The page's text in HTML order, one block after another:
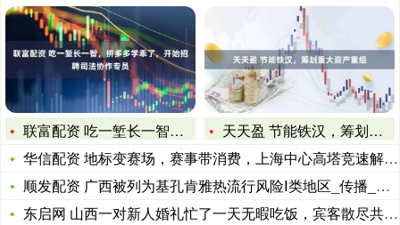
联富配资 吃一堑长一智，拼多多学乖了，开始招聘司法协作专员
天天盈 节能铁汉，筹划重大资产重组
华信配资 地标变赛场，赛事带消费，上海中心高塔竞速解锁文商旅
顺发配资 广西被列为基孔肯雅热流行风险Ⅰ类地区_传播_病毒_
东启网 山西一对新人婚礼忙了一天无暇吃饭，宾客散尽共吃席上剩